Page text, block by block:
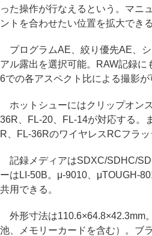
った操作が行なえるという。マニ
ントを合わせたい位置を拡大でき
プログラムAE、絞り優先AE、シ
アル露出を選択可能。RAW記録に
6での各アスペクト比による撮影が
ホットシューにはクリップオン
36R、FL-20、FL-14が対応する。
R、FL-36RのワイヤレスRCフラッ
記録メディアはSDXC/SDHC/SD
ーはLI-50B。μ-9010、μTOUGH-
共用できる。
外形寸法は110.6×64.8×42.3mm
池、メモリーカードを含む）。ブ